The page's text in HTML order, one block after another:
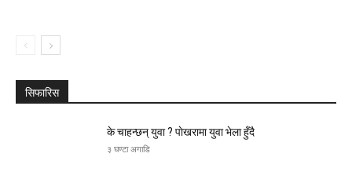
सिफारिस
के चाहन्छन् युवा ? पाेखरामा युवा भेला हुँदै
३ घण्टा अगाडि